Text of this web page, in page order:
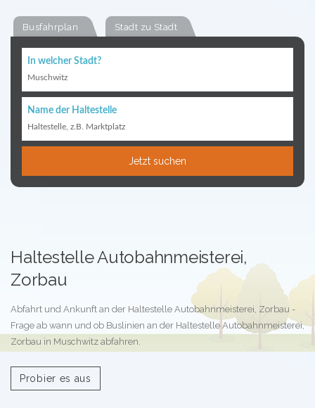
Busfahrplan Stadt zu Stadt
In welcher Stadt?
Muschwitz
Name der Haltestelle
Haltestelle, z.B. Marktplatz
Jetzt suchen
Haltestelle Autobahnmeisterei,
Zorbau
Abfahrt und Ankunft an der Haltestelle Autobahnmeisterei, Zorbau -
Frage ab wann und ob Buslinien an der Haltestelle Autobahnmeisterei,
Zorbau in Muschwitz abfahren.
Probier es aus